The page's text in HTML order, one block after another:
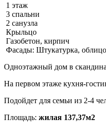
1 этаж
3 спальни
2 санузла
Крыльцо
Газобетон, кирпич
Фасады: Штукатурка,
Одноэтажный дом в
На первом этаже кухня-
Подойдет для семьи из 2-4
Площадь: жилая 137,37м2